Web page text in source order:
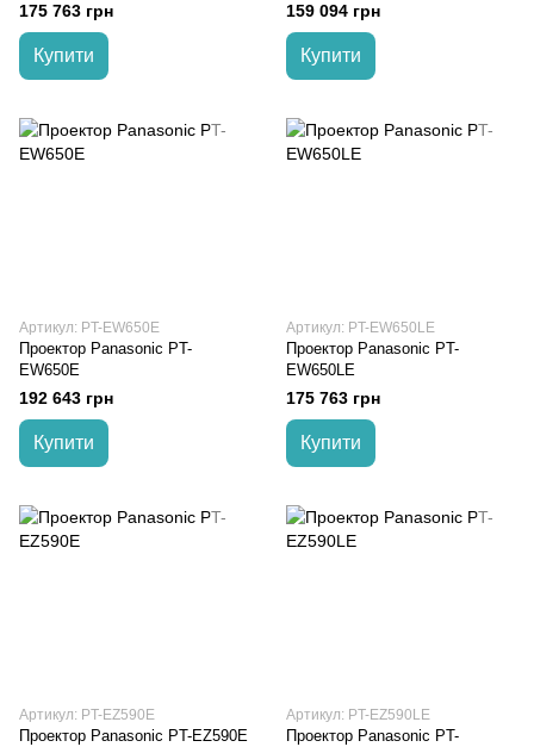
175 763 грн
Купити
159 094 грн
Купити
Артикул: PT-EW650E
Проектор Panasonic PT-
EW650E
192 643 грн
Купити
Артикул: PT-EW650LE
Проектор Panasonic PT-
EW650LE
175 763 грн
Купити
Артикул: PT-EZ590E
Проектор Panasonic PT-EZ590E
Артикул: PT-EZ590LE
Проектор Panasonic PT-